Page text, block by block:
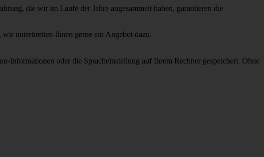
die wir im Laufe der Jahre angesammelt haben, garantieren die
wir unterbreiten Ihnen gerne ein Angebot dazu.
Informationen oder die Spracheinstellung auf Ihrem Rechner gespeichert. Ohne